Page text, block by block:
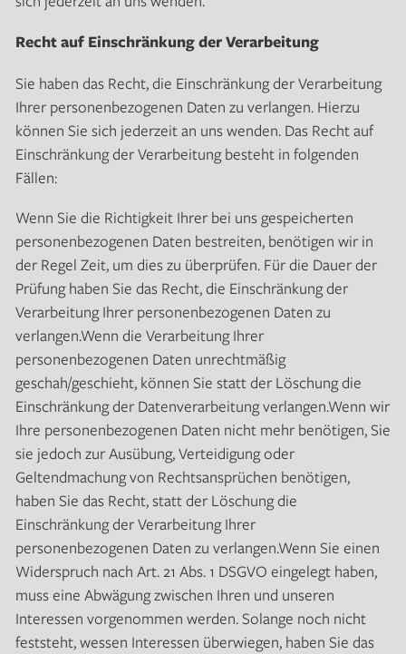
Recht auf Einschränkung der Verarbeitung
Sie haben das Recht, die Einschränkung der Verarbeitung
Ihrer personenbezogenen Daten zu verlangen. Hierzu
können Sie sich jederzeit an uns wenden. Das Recht auf
Einschränkung der Verarbeitung besteht in folgenden
Fällen:
Wenn Sie die Richtigkeit Ihrer bei uns gespeicherten
personenbezogenen Daten bestreiten, benötigen wir in
der Regel Zeit, um dies zu überprüfen. Für die Dauer der
Prüfung haben Sie das Recht, die Einschränkung der
Verarbeitung Ihrer personenbezogenen Daten zu
verlangen.Wenn die Verarbeitung Ihrer
personenbezogenen Daten unrechtmäßig
geschah/geschieht, können Sie statt der Löschung die
Einschränkung der Datenverarbeitung verlangen.Wenn wir
Ihre personenbezogenen Daten nicht mehr benötigen, Sie
sie jedoch zur Ausübung, Verteidigung oder
Geltendmachung von Rechtsansprüchen benötigen,
haben Sie das Recht, statt der Löschung die
Einschränkung der Verarbeitung Ihrer
personenbezogenen Daten zu verlangen.Wenn Sie einen
Widerspruch nach Art. 21 Abs. 1 DSGVO eingelegt haben,
muss eine Abwägung zwischen Ihren und unseren
Interessen vorgenommen werden. Solange noch nicht
feststeht, wessen Interessen überwiegen, haben Sie das